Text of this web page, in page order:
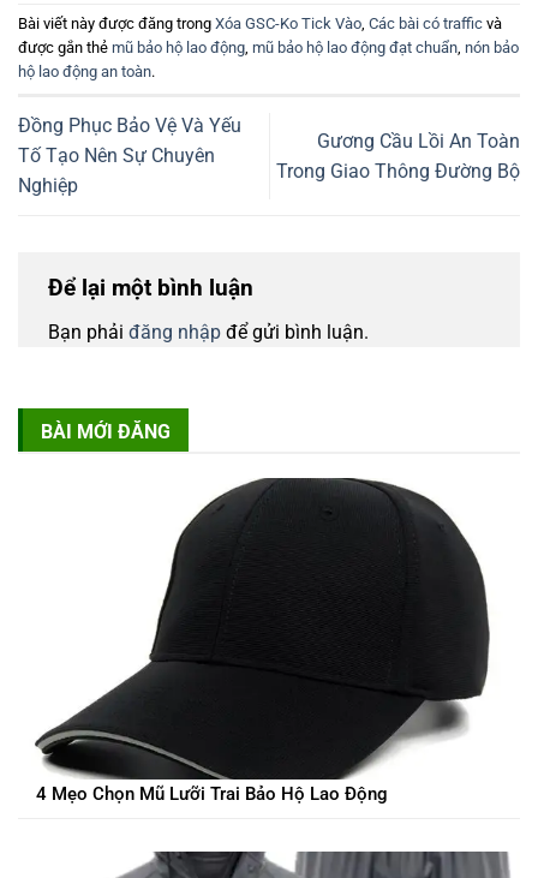
Bài viết này được đăng trong Xóa GSC-Ko Tick Vào, Các bài có traffic và
được gắn thẻ mũ bảo hộ lao động, mũ bảo hộ lao động đạt chuẩn, nón bảo
hộ lao động an toàn.
Đồng Phục Bảo Vệ Và Yếu
Tố Tạo Nên Sự Chuyên
Nghiệp
Gương Cầu Lồi An Toàn
Trong Giao Thông Đường Bộ
Để lại một bình luận
Bạn phải đăng nhập để gửi bình luận.
BÀI MỚI ĐĂNG
4 Mẹo Chọn Mũ Lưỡi Trai Bảo Hộ Lao Động